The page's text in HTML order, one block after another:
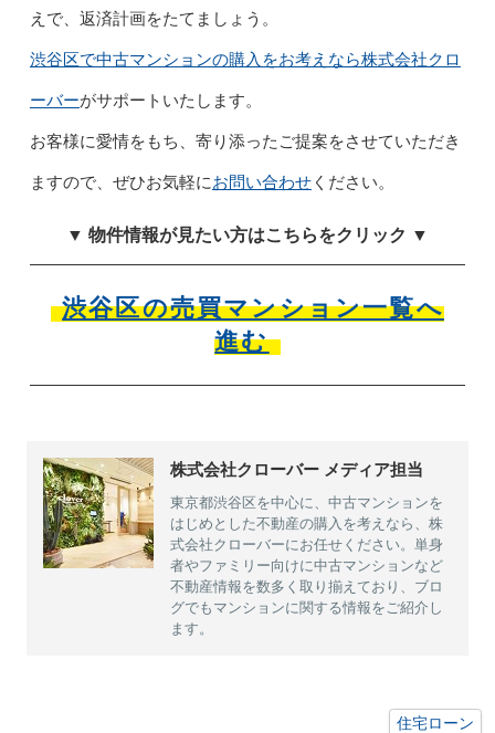
えで、返済計画をたてましょう。
渋谷区で中古マンションの購入をお考えなら株式会社クロ
ーバーがサポートいたします。
お客様に愛情をもち、寄り添ったご提案をさせていただき
ますので、ぜひお気軽にお問い合わせください。
▼ 物件情報が見たい方はこちらをクリック ▼
渋谷区の売買マンション一覧へ
進む
株式会社クローバー メディア担当
東京都渋谷区を中心に、中古マンションを
はじめとした不動産の購入を考えなら、株
式会社クローバーにお任せください。単身
者やファミリー向けに中古マンションなど
不動産情報を数多く取り揃えており、ブロ
グでもマンションに関する情報をご紹介し
ます。
住宅ローン